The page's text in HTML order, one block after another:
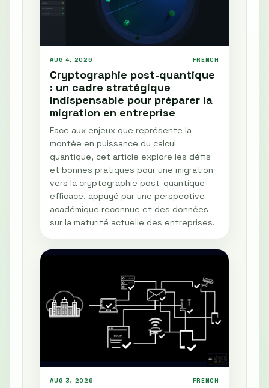
AUG 4, 2026 FRENCH
Cryptographie post-quantique
: un cadre stratégique
indispensable pour préparer la
migration en entreprise
Face aux enjeux que représente la
montée en puissance du calcul
quantique, cet article explore les défis
et bonnes pratiques pour une migration
vers la cryptographie post-quantique
efficace, appuyé par une perspective
académique reconnue et des données
sur la maturité actuelle des entreprises.
AUG 3, 2026 FRENCH